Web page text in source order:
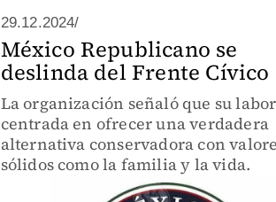
29.12.2024/
México Republicano se
deslinda del Frente Cívico
La organización señaló que su
centrada en ofrecer una verdadera
alternativa conservadora con
sólidos como la familia y la vida.